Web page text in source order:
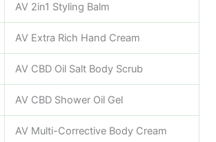
AV 2in1 Styling Balm
AV Extra Rich Hand Cream
AV CBD Oil Salt Body Scrub
AV CBD Shower Oil Gel
AV Multi-Corrective Body Cream